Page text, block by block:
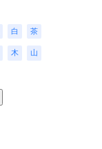
白 茶
木 山